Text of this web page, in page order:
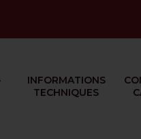
INFORMATIONS
TECHNIQUES